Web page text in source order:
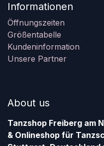
Informationen
Öffnungszeiten
Größentabelle
Kundeninformation
Unsere Partner
About us
Tanzshop Freiberg am
& Onlineshop für